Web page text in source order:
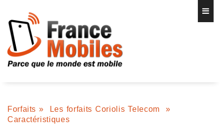
Forfaits » Les forfaits Coriolis Telecom
»
Caractéristiques